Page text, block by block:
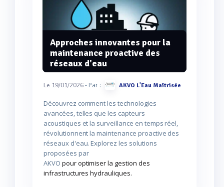
Approches innovantes pour la
maintenance proactive des
réseaux d'eau
Le 19/01/2026- Par : AKVO L'Eau Maîtrisée
Découvrez comment les technologies
avancées, telles que les capteurs
acoustiques et la surveillance en temps réel,
révolutionnent la maintenance proactive des
réseaux d'eau. Explorez les solutions
proposées par
AKVO pour optimiser la gestion des
infrastructures hydrauliques.